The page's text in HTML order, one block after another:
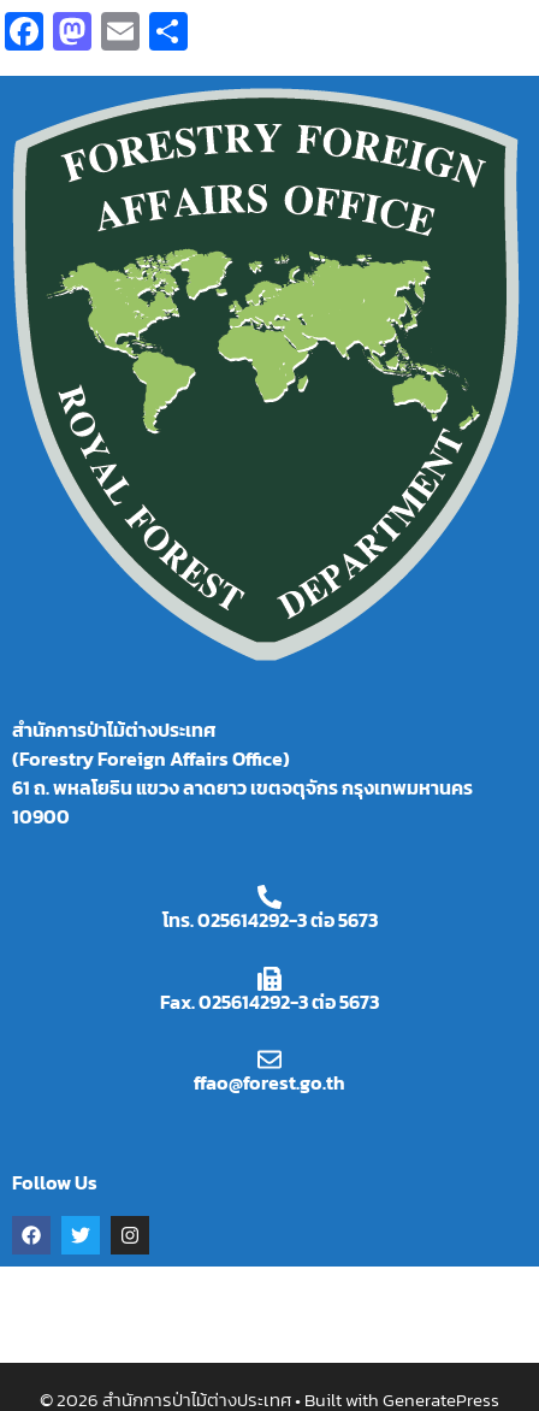
Fa
ce
b
o
M
as
to
d
o
n
E
m
ai
l
h
ar
e
สำนักการป่าไม้ต่างประเทศ
(Forestry Foreign Affairs Office)
61 ถ. พหลโยธิน แขวง ลาดยาว เขตจตุจักร กรุงเทพมหานคร
10900
โทร. 025614292-3 ต่อ 5673
Fax. 025614292-3 ต่อ 5673
ffao@forest.go.th
Follow Us
© 2026 สำนักการป่าไม้ต่างประเทศ• Built withGeneratePress